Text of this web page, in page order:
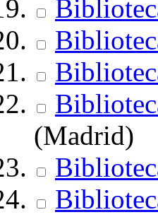
(Madrid)